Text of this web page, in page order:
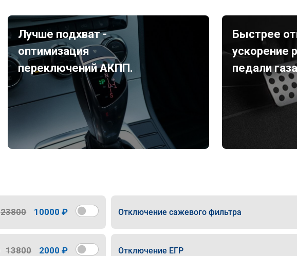
Лучше подхват -
оптимизация
переключений АКПП.
Быстрее
ускорение
педали
23800 10000 ₽ Отключение сажевого фильтра
13800 2000 ₽ Отключение ЕГР